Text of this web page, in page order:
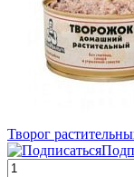
Творог